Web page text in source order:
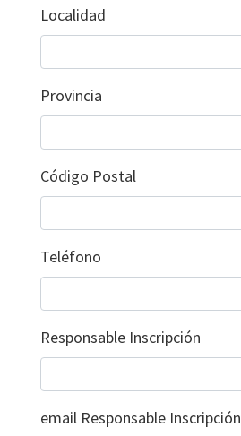
Localidad
Provincia
Código Postal
Teléfono
Responsable Inscripción
email Responsable Inscripción